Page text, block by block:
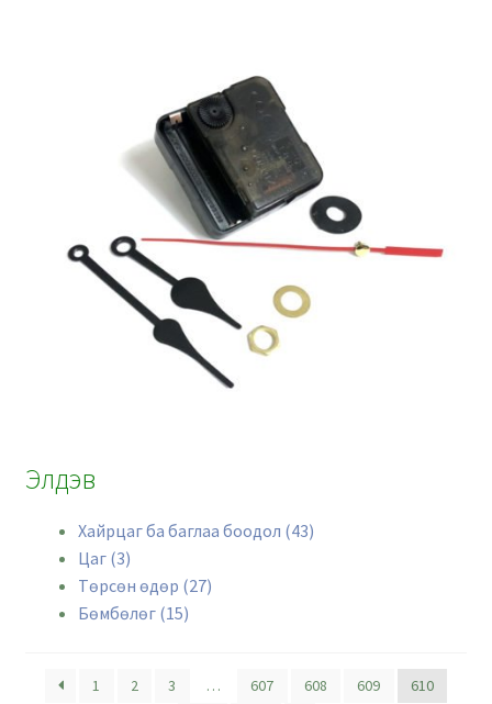
Элдэв
Хайрцаг ба баглаа боодол (43)
Цаг (3)
Төрсөн өдөр (27)
Бөмбөлөг (15)
1 2 3 … 607 608 609 610